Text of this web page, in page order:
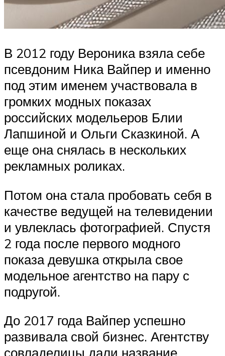
В 2012 году Вероника взяла себе
псевдоним Ника Вайпер и именно
под этим именем участвовала в
громких модных показах
российских модельеров Блии
Лапшиной и Ольги Сказкиной. А
еще она снялась в нескольких
рекламных роликах.
Потом она стала пробовать себя в
качестве ведущей на телевидении
и увлеклась фотографией. Спустя
2 года после первого модного
показа девушка открыла свое
модельное агентство на пару с
подругой.
До 2017 года Вайпер успешно
развивала свой бизнес. Агентству
совладелицы дали название